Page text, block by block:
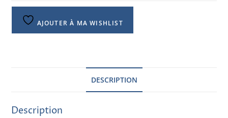
AJOUTER À MA WISHLIST
DESCRIPTION
Description